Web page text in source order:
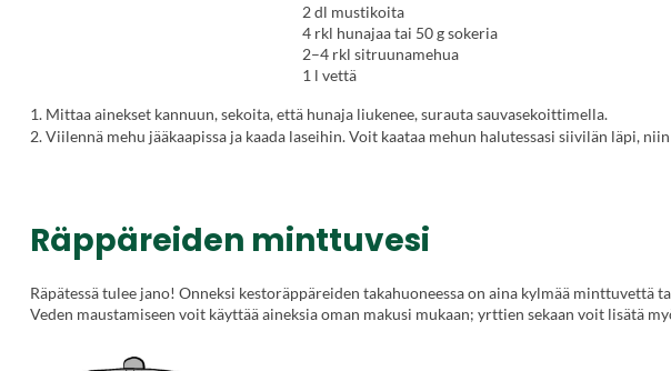
2 dl mustikoita
4 rkl hunajaa tai 50 g sokeria
2–4 rkl sitruunamehua
1 l vettä
1. Mittaa ainekset kannuun, sekoita, että hunaja liukenee, surauta sauvasekoittimella.
2. Viilennä mehu jääkaapissa ja kaada laseihin. Voit kaataa mehun halutessasi siivilän läpi,
Räppäreiden minttuvesi
Räpätessä tulee jano! Onneksi kestoräppäreiden takahuoneessa on aina kylmää minttuvettä
Veden maustamiseen voit käyttää aineksia oman makusi mukaan; yrttien sekaan voit lisätä